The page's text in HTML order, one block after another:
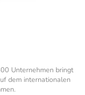
Unternehmen bringt
dem internationalen